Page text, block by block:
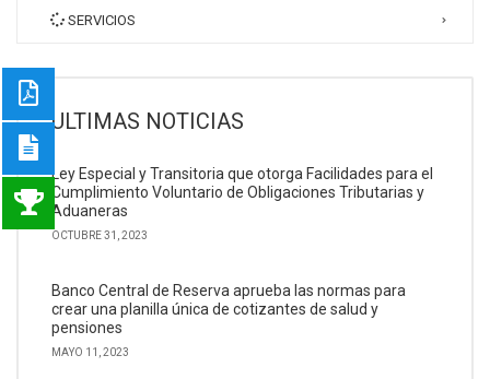
SERVICIOS
ULTIMAS NOTICIAS
Ley Especial y Transitoria que otorga Facilidades para el
Cumplimiento Voluntario de Obligaciones Tributarias y
Aduaneras
OCTUBRE 31, 2023
Banco Central de Reserva aprueba las normas para
crear una planilla única de cotizantes de salud y
pensiones
MAYO 11, 2023